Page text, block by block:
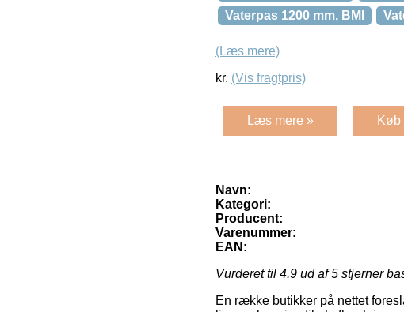
Vaterpas 1200 mm, BMI
(Læs mere)
kr. (Vis fragtpris)
Læs mere » Køb
Navn:
Kategori:
Producent:
Varenummer:
EAN:
Vurderet til 4.9 ud af 5 stjerner
En række butikker på nettet